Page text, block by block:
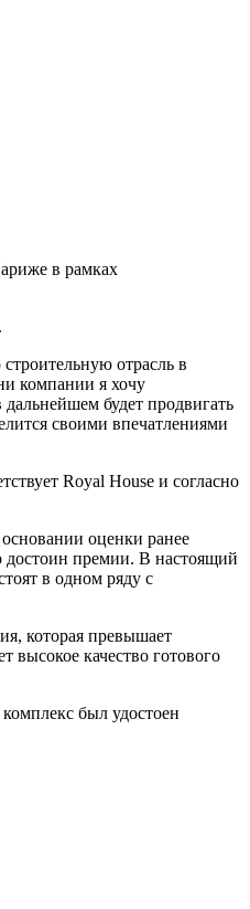
в рамках
отрасль в
компании я хочу
будет продвигать
своими впечатлениями
Royal House и согласно
оценки ранее
премии. В настоящий
в одном ряду с
которая превышает
высокое качество готового
был удостоен